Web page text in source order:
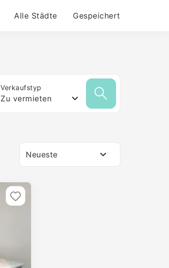
Alle Städte Gespeichert
Verkaufstyp
Zu vermieten
Neueste